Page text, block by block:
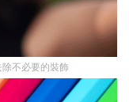
不必要的裝飾